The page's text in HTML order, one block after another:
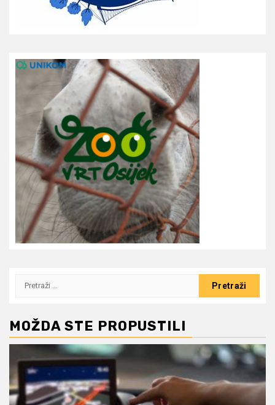
Pretraži:
MOŽDA STE PROPUSTILI